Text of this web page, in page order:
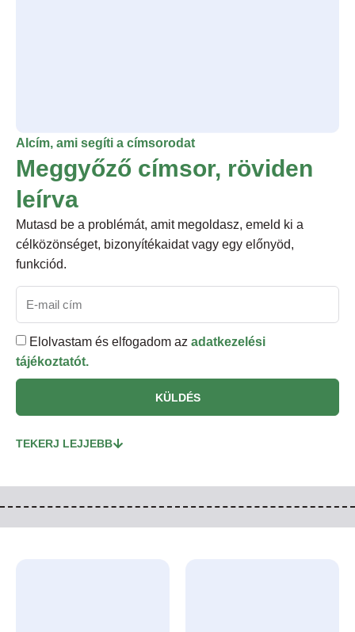
Alcím, ami segíti a címsorodat
Meggyőző címsor, röviden
leírva
Mutasd be a problémát, amit megoldasz, emeld ki a
célközönséget, bizonyítékaidat vagy egy előnyöd,
funkciód.
Elolvastam és elfogadom az adatkezelési
tájékoztatót.
KÜLDÉS
TEKERJ LEJJEBB